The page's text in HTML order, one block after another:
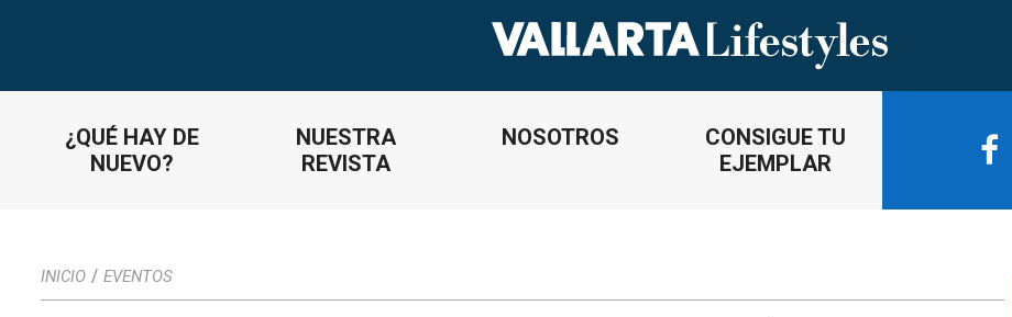
¿QUÉ HAY DE
NUEVO?
NUESTRA
REVISTA
NOSOTROS
CONSIGUE TU
EJEMPLAR
INICIO / EVENTOS